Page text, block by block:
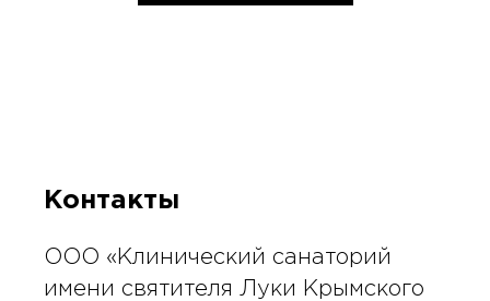
Контакты
ООО «Клинический санаторий
имени святителя Луки Крымского